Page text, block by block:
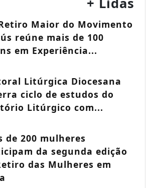
Maior do Movimento
reúne mais de 100
em Experiência...
Litúrgica Diocesana
ciclo de estudos do
Litúrgico com...
de 200 mulheres
da segunda edição
das Mulheres em